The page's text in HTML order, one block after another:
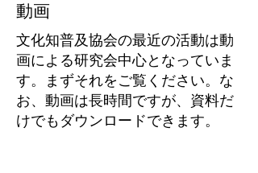
動画
文化知普及協会の最近の活動は動
画による研究会中心となっていま
す。まずそれをご覧ください。な
お、動画は長時間ですが、資料だ
けでもダウンロードできます。